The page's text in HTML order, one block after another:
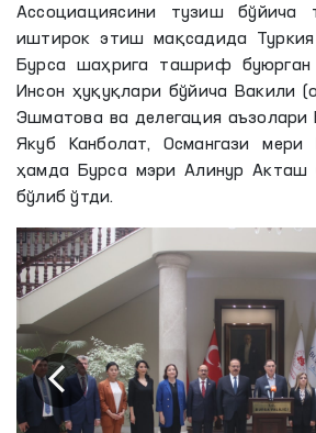
Ассоциациясини тузиш бўйича
иштирок этиш мақсадида Туркия
Бурса шаҳрига ташриф
Инсон ҳуқуқлари бўйича Вакили
Эшматова ва делегация аъзолари
Якуб Канболат, Османгази
ҳамда Бурса мэри Алинур Акташ
бўлиб ўтди.